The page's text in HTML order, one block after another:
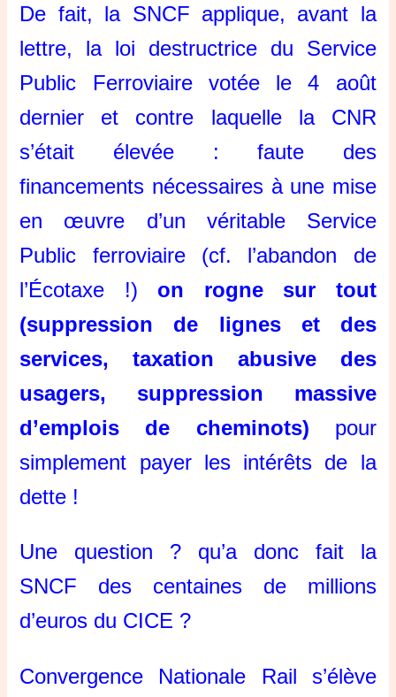
De fait, la SNCF applique, avant la
lettre, la loi destructrice du Service
Public Ferroviaire votée le 4 août
dernier et contre laquelle la CNR
s’était élevée : faute des
financements nécessaires à une mise
en œuvre d’un véritable Service
Public ferroviaire (cf. l’abandon de
l’Écotaxe !) on rogne sur tout
(suppression de lignes et des
services, taxation abusive des
usagers, suppression massive
d’emplois de cheminots) pour
simplement payer les intérêts de la
dette !
Une question ? qu’a donc fait la
SNCF des centaines de millions
d’euros du CICE ?
Convergence Nationale Rail s’élève